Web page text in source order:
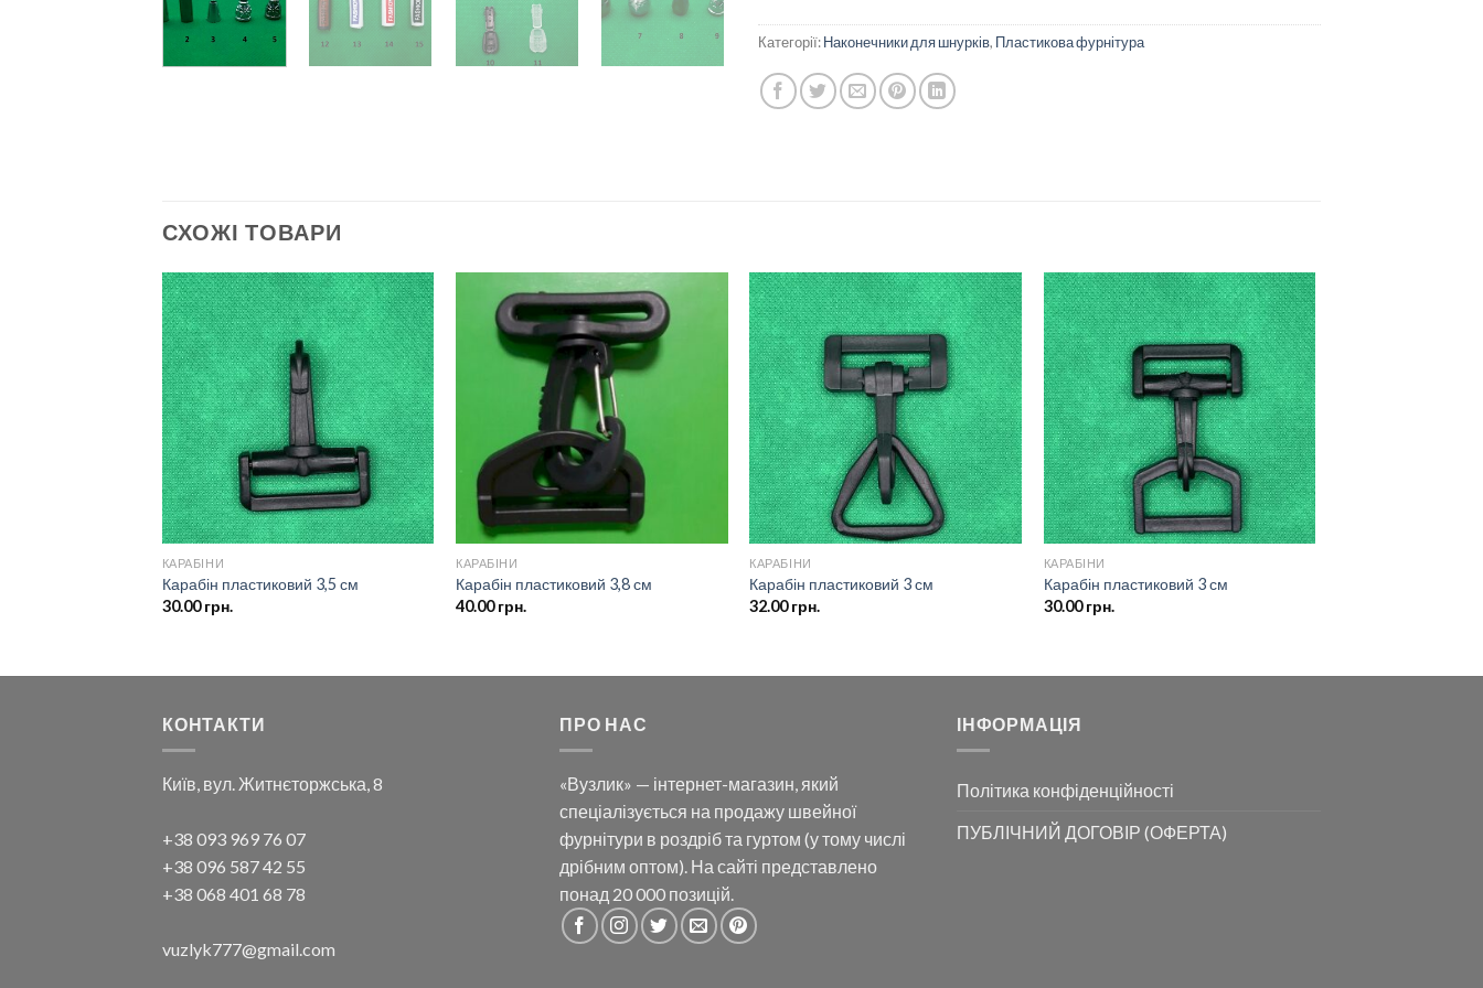
Категорії:Наконечники для шнурків, Пластикова фурнітура
СХОЖІ ТОВАРИ
Додати
до
списку
бажань
КАРАБІНИ
Карабін пластиковий 3,5 см
30.00грн.
Додати
КАРАБІНИ
Карабін пластиковий 3,8 см
40.00грн.
Додати
до
списку
бажань
КАРАБІНИ
Карабін пластиковий 3 см
32.00грн.
Додати
до
списку
бажань
КАРАБІНИ
Карабін пластиковий 3 см
30.00грн.
КОНТАКТИ
Київ, вул. Житнєторжська, 8
+38 093 969 76 07
+38 096 587 42 55
+38 068 401 68 78
vuzlyk777@gmail.com
ПРО НАС
«Вузлик» — інтернет-магазин, який
спеціалізується на продажу швейної
фурнітури в роздріб та гуртом (у тому числі
дрібним оптом). На сайті представлено
понад 20 000 позицій.
ІНФОРМАЦІЯ
Політика конфіденційності
ПУБЛІЧНИЙ ДОГОВІР (ОФЕРТА)